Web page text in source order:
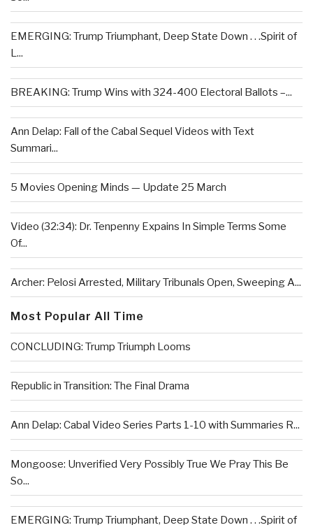
EMERGING: Trump Triumphant, Deep State Down . . .Spirit of
L...
BREAKING: Trump Wins with 324-400 Electoral Ballots –...
Ann Delap: Fall of the Cabal Sequel Videos with Text
Summari...
5 Movies Opening Minds — Update 25 March
Video (32:34): Dr. Tenpenny Expains In Simple Terms Some
Of...
Archer: Pelosi Arrested, Military Tribunals Open, Sweeping A...
Most Popular All Time
CONCLUDING: Trump Triumph Looms
Republic in Transition: The Final Drama
Ann Delap: Cabal Video Series Parts 1-10 with Summaries R...
Mongoose: Unverified Very Possibly True We Pray This Be
So...
EMERGING: Trump Triumphant, Deep State Down . . .Spirit of